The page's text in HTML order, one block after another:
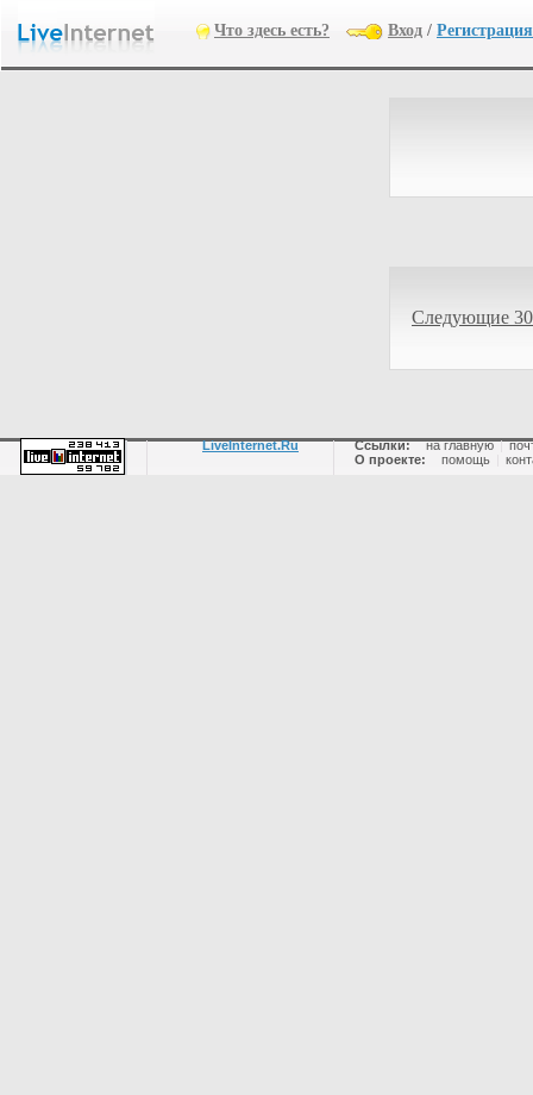
Что здесь есть? Вход / Регистрация
Следующие
LiveInternet.Ru Ссылки: на главную |
О проекте:
помощь